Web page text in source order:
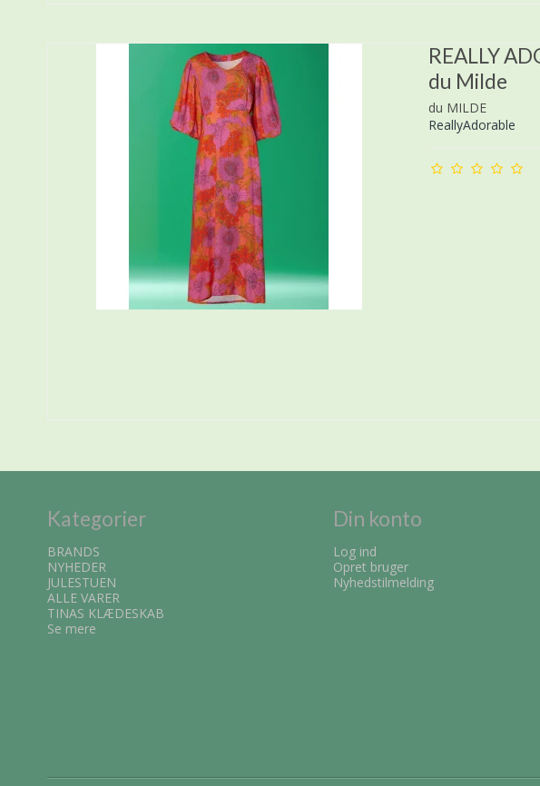
REALLY
du Milde
du MILDE
ReallyAdorable
Kategorier
BRANDS
NYHEDER
JULESTUEN
ALLE VARER
TINAS KLÆDESKAB
Se mere
Din konto
Log ind
Opret bruger
Nyhedstilmelding